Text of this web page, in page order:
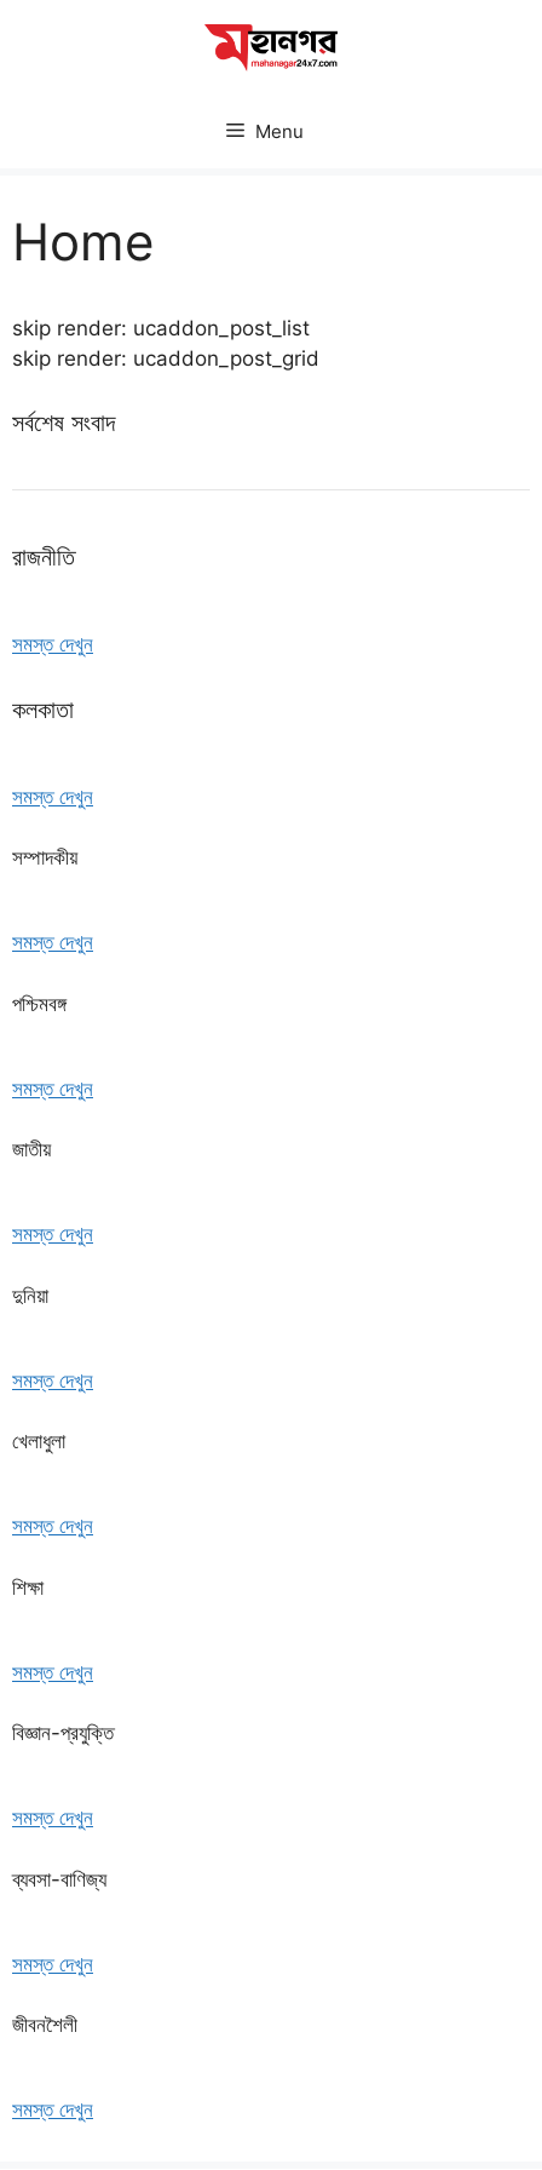
Menu
Home
skip render: ucaddon_post_list
skip render: ucaddon_post_grid
সর্বশেষ সংবাদ
রাজনীতি
সমস্ত দেখুন
কলকাতা
সমস্ত দেখুন
সম্পাদকীয়
সমস্ত দেখুন
পশ্চিমবঙ্গ
সমস্ত দেখুন
জাতীয়
সমস্ত দেখুন
দুনিয়া
সমস্ত দেখুন
খেলাধুলা
সমস্ত দেখুন
শিক্ষা
সমস্ত দেখুন
বিজ্ঞান-প্রযুক্তি
সমস্ত দেখুন
ব্যবসা-বাণিজ্য
সমস্ত দেখুন
জীবনশৈলী
সমস্ত দেখুন